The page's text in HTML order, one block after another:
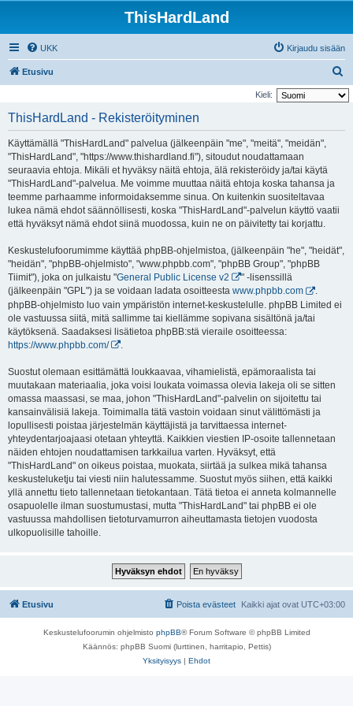
ThisHardLand
UKK Kirjaudu sisään
Etusivu
t
Kieli:
ThisHardLand - Rekisteröityminen
Käyttämällä "ThisHardLand" palvelua (jälkeenpäin "me", "meitä", "meidän",
"ThisHardLand", "https://www.thishardland.fi"), sitoudut noudattamaan
seuraavia ehtoja. Mikäli et hyväksy näitä ehtoja, älä rekisteröidy ja/tai käytä
"ThisHardLand"-palvelua. Me voimme muuttaa näitä ehtoja koska tahansa ja
teemme parhaamme informoidaksemme sinua. On kuitenkin suositeltavaa
lukea nämä ehdot säännöllisesti, koska "ThisHardLand"-palvelun käyttö vaatii
että hyväksyt nämä ehdot siinä muodossa, kuin ne on päivitetty tai korjattu.
Keskustelufoorumimme käyttää phpBB-ohjelmistoa, (jälkeenpäin "he", "heidät",
"heidän", "phpBB-ohjelmisto", "www.phpbb.com", "phpBB Group", "phpBB
Tiimit"), joka on julkaistu "General Public License v2
" -lisenssillä
(jälkeenpäin "GPL") ja se voidaan ladata osoitteesta www.phpbb.com
.
phpBB-ohjelmisto luo vain ympäristön internet-keskustelulle. phpBB Limited ei
ole vastuussa siitä, mitä sallimme tai kiellämme sopivana sisältönä ja/tai
käytöksenä. Saadaksesi lisätietoa phpBB:stä vieraile osoitteessa:
https://www.phpbb.com/
Suostut olemaan esittämättä loukkaavaa, vihamielistä, epämoraalista tai
muutakaan materiaalia, joka voisi loukata voimassa olevia lakeja oli se sitten
omassa maassasi, se maa, johon "ThisHardLand"-palvelin on sijoitettu tai
kansainvälisiä lakeja. Toimimalla tätä vastoin voidaan sinut välittömästi ja
lopullisesti poistaa järjestelmän käyttäjistä ja tarvittaessa internet-
yhteydentarjoajaasi otetaan yhteyttä. Kaikkien viestien IP-osoite tallennetaan
näiden ehtojen noudattamisen tarkkailua varten. Hyväksyt, että
"ThisHardLand" on oikeus poistaa, muokata, siirtää ja sulkea mikä tahansa
keskusteluketju tai viesti niin halutessamme. Suostut myös siihen, että kaikki
yllä annettu tieto tallennetaan tietokantaan. Tätä tietoa ei anneta kolmannelle
osapuolelle ilman suostumustasi, mutta "ThisHardLand" tai phpBB ei ole
vastuussa mahdollisen tietoturvamurron aiheuttamasta tietojen vuodosta
ulkopuolisille tahoille.
Etusivu Kaikki ajat ovat UTC+03:00
Poista evästeet
Keskustelufoorumin ohjelmisto phpBB® Forum Software © phpBB Limited
Käännös: phpBB Suomi (lurttinen, harritapio, Pettis)
Yksityisyys | Ehdot